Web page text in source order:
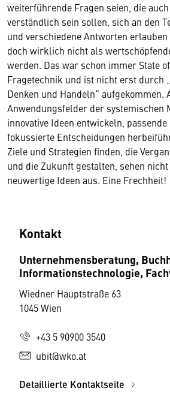
weiterführende Fragen seien, die
verständlich sein sollen, sich an den
und verschiedene Antworten
doch wirklich nicht als
werden. Das war schon immer State
Fragetechnik und ist nicht erst durch
Denken und Handeln“ aufgekommen.
Anwendungsfelder der systemischen
innovative Ideen entwickeln, passende
fokussierte Entscheidungen
Ziele und Strategien finden, die
und die Zukunft gestalten, sehen
neuwertige Ideen aus. Eine Frechheit!
Kontakt
Unternehmensberatung,
Informationstechnologie,
Wiedner Hauptstraße 63
1045 Wien
+43 5 90900 3540
ubit@wko.at
Detaillierte Kontaktseite